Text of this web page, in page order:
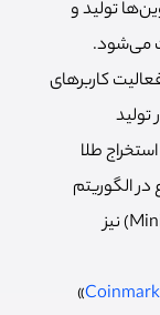
تولید و
می‌شود.
کاربرهای
تولید
طلا
الگوریتم
» (Mining) نیز
»